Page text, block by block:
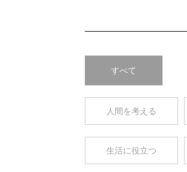
すべて
人間を考える
生活に役立つ